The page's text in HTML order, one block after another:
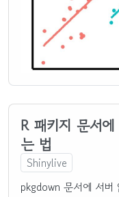
R 패키지 문서
는 법
Shinylive
pkgdown 문서에 서